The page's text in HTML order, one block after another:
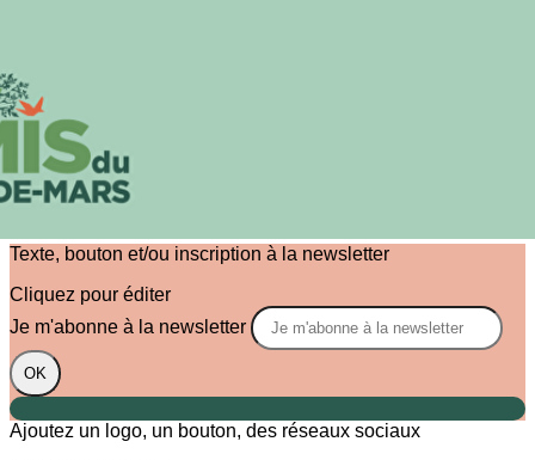
Menu
Images de la page d'accueil
Texte, bouton et/ou inscription à la newsletter
Cliquez pour éditer
Je m'abonne à la newsletter
OK
Ajoutez un logo, un bouton, des réseaux sociaux